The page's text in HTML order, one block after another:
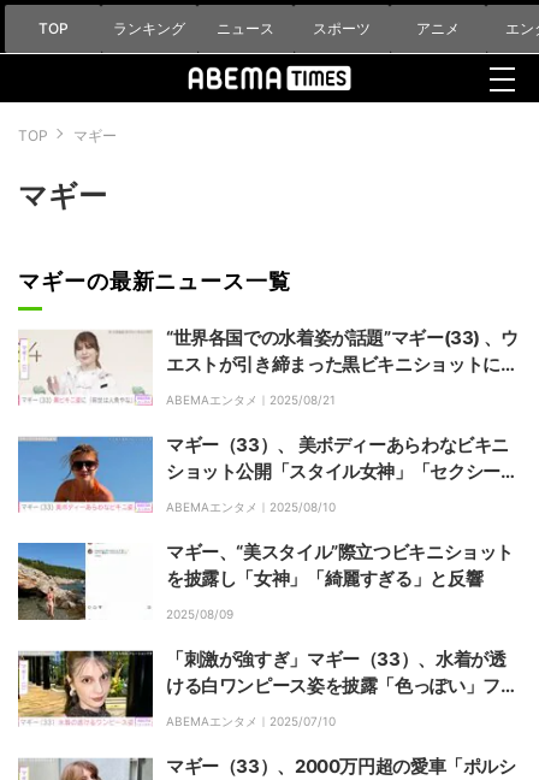
TOP ランキング ニュース スポーツ アニメ エン
TOP マギー
マギー
マギーの最新ニュース一覧
“世界各国での水着姿が話題”マギー(33) 、ウ
エストが引き締まった黒ビキニショットに絶
賛の声「前世は人魚やな」
ABEMAエンタメ｜ 2025/08/21
マギー（33）、 美ボディーあらわなビキニ
ショット公開「スタイル女神」「セクシーで
美しいプロポーション」
ABEMAエンタメ｜ 2025/08/10
マギー、“美スタイル”際立つビキニショット
を披露し「女神」「綺麗すぎる」と反響
2025/08/09
「刺激が強すぎ」マギー（33）、水着が透
ける白ワンピース姿を披露「色っぽい」ファ
ン絶賛
ABEMAエンタメ｜ 2025/07/10
マギー（33）、2000万円超の愛車「ポルシ